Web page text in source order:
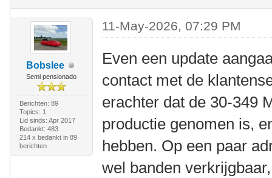
Bobslee
Semi pensionado
Berichten: 89
Topics: 1
Lid sinds: Apr 2017
Bedankt: 483
214 x bedankt in 89
berichten
11-May-2026, 07:29 PM
Even een update
contact met de
erachter dat de 30-349
productie genomen is,
hebben. Op een paar
wel banden